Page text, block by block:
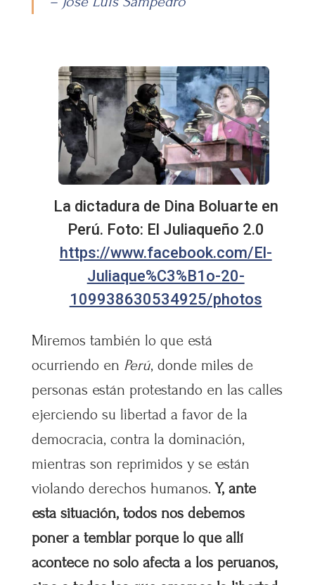
La dictadura de Dina Boluarte en
Perú. Foto: El Juliaqueño 2.0
https://www.facebook.com/El-
Juliaque%C3%B1o-20-
109938630534925/photos
Miremos también lo que está
ocurriendo en Perú, donde miles de
personas están protestando en las calles
ejerciendo su libertad a favor de la
democracia, contra la dominación,
mientras son reprimidos y se están
violando derechos humanos.Y, ante
esta situación, todos nos debemos
poner a temblar porque lo que allí
acontece no solo afecta a los peruanos,